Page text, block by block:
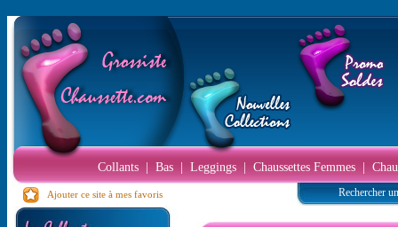
Collants| Bas| Leggings| Chaussettes Femmes|
Ajouter ce site à mes favoris Rechercher